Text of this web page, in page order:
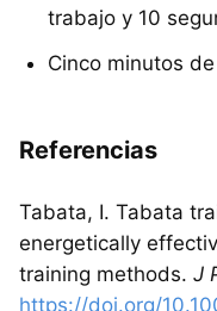
trabajo y 10
Cinco minutos
Referencias
Tabata, I. Tabata
energetically
training methods. J
https://doi.org/